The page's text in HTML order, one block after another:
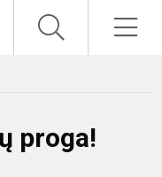
proga!